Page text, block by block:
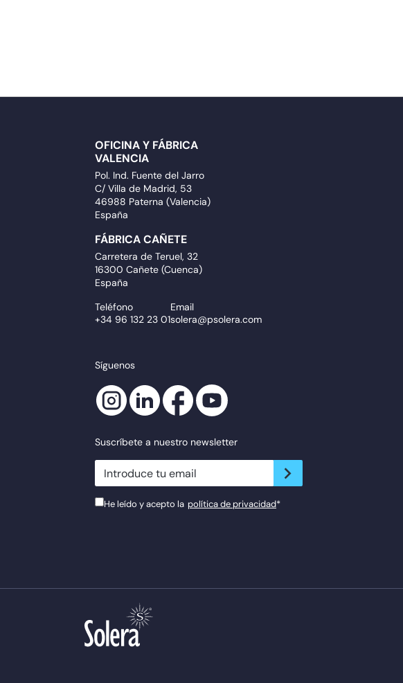
OFICINA Y FÁBRICA
VALENCIA
Pol. Ind. Fuente del Jarro
C/ Villa de Madrid, 53
46988 Paterna (Valencia)
España
FÁBRICA CAÑETE
Carretera de Teruel, 32
16300 Cañete (Cuenca)
España
Teléfono
+34 96 132 23 01
Email
solera@psolera.com
Síguenos
Suscríbete a nuestro newsletter
newsletter.suscribe
He leído y acepto la política de privacidad*